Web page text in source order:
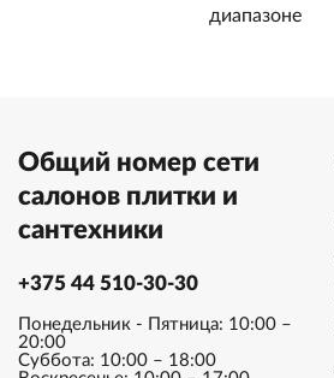
диапазоне
Общий номер сети
салонов плитки и
сантехники
+375 44 510-30-30
Понедельник - Пятница: 10:00 –
20:00
Суббота: 10:00 – 18:00